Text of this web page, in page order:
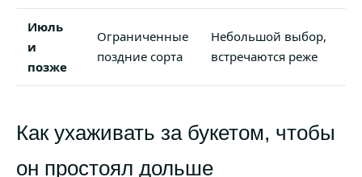
Июль
и
позже
Ограниченные
поздние сорта
Небольшой выбор,
встречаются реже
Как ухаживать за букетом, чтобы
он простоял дольше